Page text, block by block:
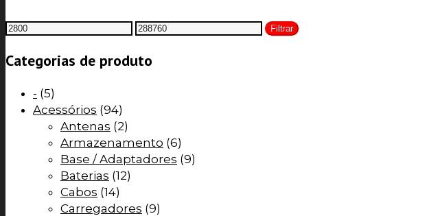
Preço
mínimo
Preço
máximo
Filtrar
Categorias de produto
- (5)
Acessórios (94)
Antenas (2)
Armazenamento (6)
Base / Adaptadores (9)
Baterias (12)
Cabos (14)
Carregadores (9)